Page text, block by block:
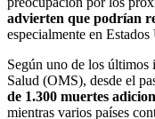
advierten que podrían
especialmente en
Según uno de los
Salud (OMS), desde el
de 1.300 muertes
mientras varios países